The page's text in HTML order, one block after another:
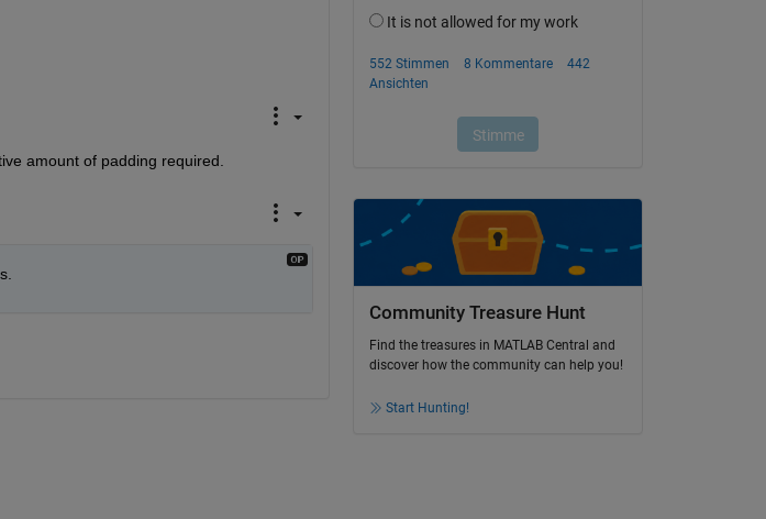
amount of padding required.
Community Treasure Hunt
Find the treasures in MATLAB Central and
discover how the community can help you!
Start Hunting!